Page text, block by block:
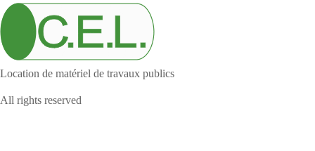
Location de matériel de travaux publics
All rights reserved